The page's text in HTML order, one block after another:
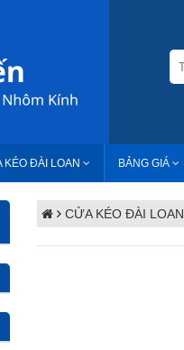
KÉO ĐÀI LOAN BẢNG GIÁ
CỬA KÉO ĐÀI LOAN